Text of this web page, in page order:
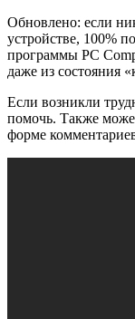
Обновлено: если
устройстве, 100%
программы PC
даже из состояния
Если возникли
помочь. Также
форме